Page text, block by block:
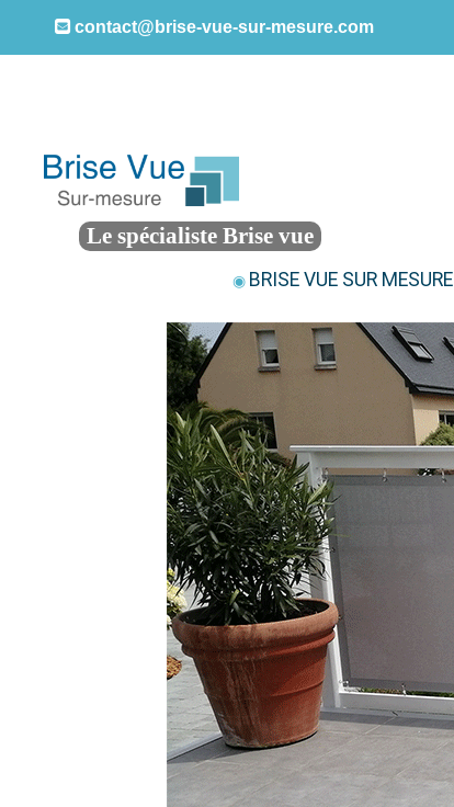
contact@brise-vue-sur-mesure.com
Le spécialiste Brise vue
◉ BRISE VUE SUR MESURE